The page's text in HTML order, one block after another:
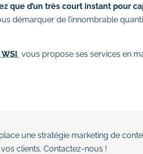
que d’un très court instant pour
démarquer de l’innombrable
vous propose ses services en
une stratégie marketing de
clients. Contactez-nous !